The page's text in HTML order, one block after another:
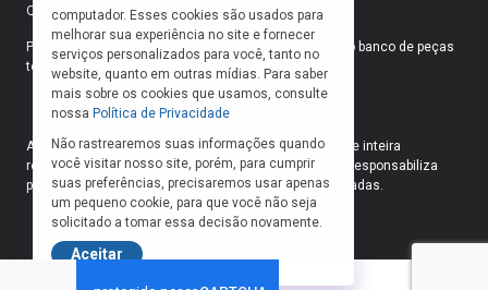
Quais peças estão em cartaz?
Para responder a essas e outras perguntas, criamos o banco de peças
teatrais do INFOTEATRO.
As informações das peças cadastradas no site são de inteira
responsabilidade das produções. O Infoteatro não se responsabiliza
pela atualização das informações das peças cadastradas.
computador. Esses cookies são usados para
melhorar sua experiência no site e fornecer
serviços personalizados para você, tanto no
website, quanto em outras mídias. Para saber
mais sobre os cookies que usamos, consulte
nossa Política de Privacidade
Não rastrearemos suas informações quando
você visitar nosso site, porém, para cumprir
suas preferências, precisaremos usar apenas
um pequeno cookie, para que você não seja
solicitado a tomar essa decisão novamente.
Aceitar